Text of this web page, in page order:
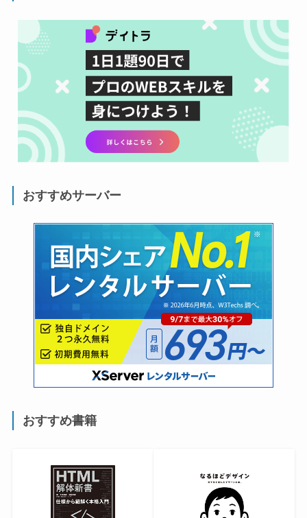
おすすめサーバー
おすすめ書籍